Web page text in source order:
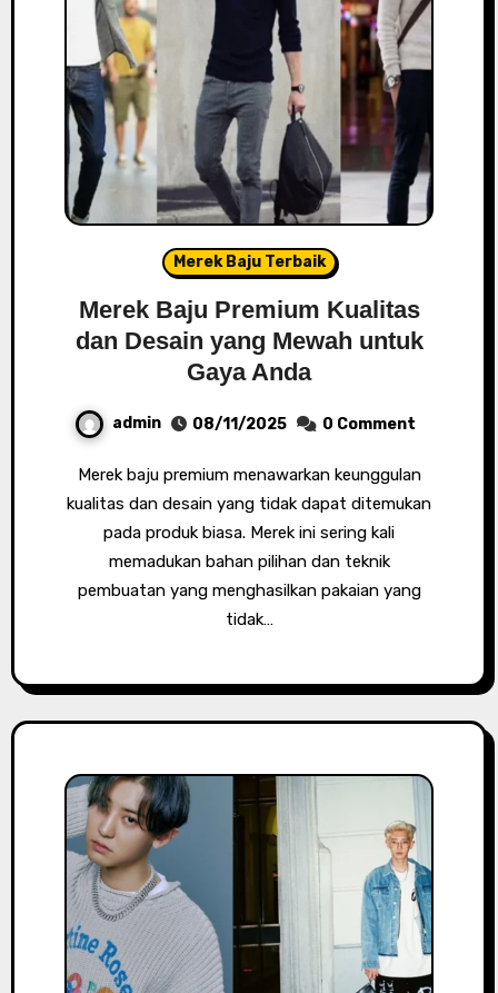
Merek Baju Terbaik
Merek Baju Premium Kualitas
dan Desain yang Mewah untuk
Gaya Anda
admin 08/11/2025 0 Comment
Merek baju premium menawarkan keunggulan
kualitas dan desain yang tidak dapat ditemukan
pada produk biasa. Merek ini sering kali
memadukan bahan pilihan dan teknik
pembuatan yang menghasilkan pakaian yang
tidak…